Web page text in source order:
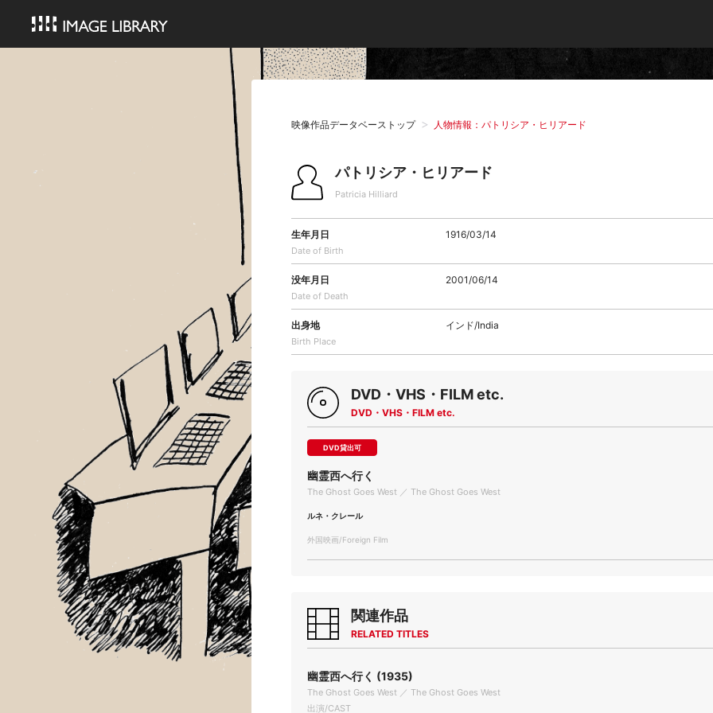
映像作品データベーストップ 人物情報：パトリシア・ヒリアード
パトリシア・ヒリアード
Patricia Hilliard
生年月日
Date of Birth
1916/03/14
没年月日
Date of Death
2001/06/14
出身地
Birth Place
インド/India
DVD・VHS・FILM etc.
DVD・VHS・FILM etc.
DVD貸出可
幽霊西へ行く
The Ghost Goes West ／ The Ghost Goes West
ルネ・クレール
外国映画/Foreign Film
関連作品
RELATED TITLES
幽霊西へ行く (1935)
The Ghost Goes West ／ The Ghost Goes West
出演/CAST